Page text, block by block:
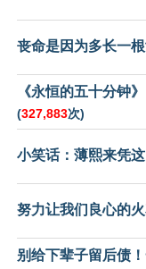
丧命是因为多长一
《永恒的五十分钟
(327,883次)
小笑话：薄熙来凭
努力让我们良心的
别给下辈子留后债